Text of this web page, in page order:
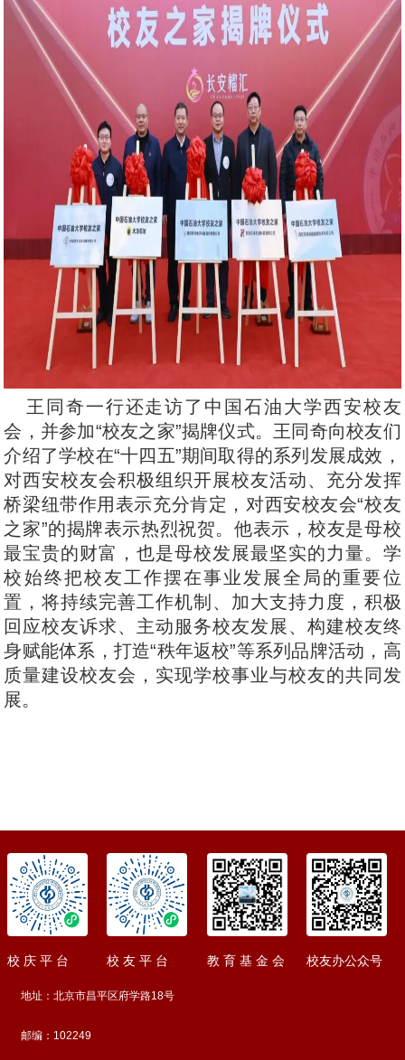
王同奇一行还走访了中国石油大学西安校友
会，并参加“校友之家”揭牌仪式。王同奇向校友们
介绍了学校在“十四五”期间取得的系列发展成效，
对西安校友会积极组织开展校友活动、充分发挥
桥梁纽带作用表示充分肯定，对西安校友会“校友
之家”的揭牌表示热烈祝贺。他表示，校友是母校
最宝贵的财富，也是母校发展最坚实的力量。学
校始终把校友工作摆在事业发展全局的重要位
置，将持续完善工作机制、加大支持力度，积极
回应校友诉求、主动服务校友发展、构建校友终
身赋能体系，打造“秩年返校”等系列品牌活动，高
质量建设校友会，实现学校事业与校友的共同发
展。
校 庆 平 台 校 友 平 台 教 育 基 金 会 校友办公众号
地址：北京市昌平区府学路18号
邮编：102249